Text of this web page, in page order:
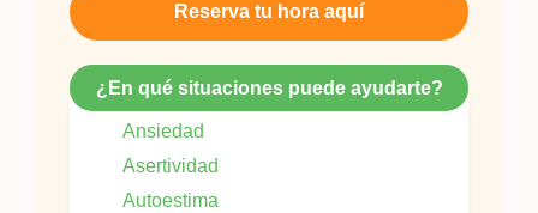
Reserva tu hora aquí
¿En qué situaciones puede ayudarte?
Ansiedad
Asertividad
Autoestima